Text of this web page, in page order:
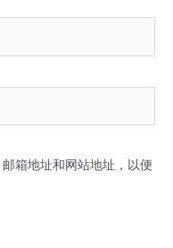
箱地址和网站地址，以便